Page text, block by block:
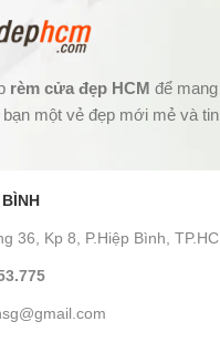
rèm cửa đẹp HCM để
một vẻ đẹp mới mẻ và
36, Kp 8, P.Hiệp Bình,